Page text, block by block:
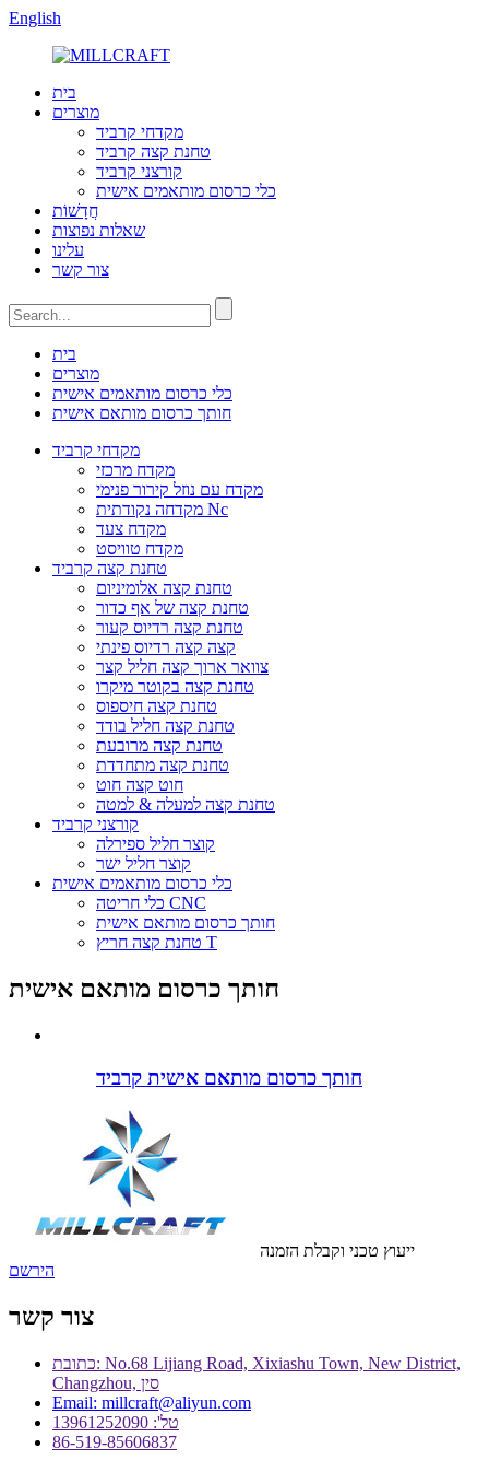
English
בית
מוצרים
מקדחי קרביד
טחנת קצה קרביד
קורצני קרביד
כלי כרסום מותאמים אישית
חֲדָשׁוֹת
שאלות נפוצות
עלינו
צור קשר
בית
מוצרים
כלי כרסום מותאמים אישית
חותך כרסום מותאם אישית
מקדחי קרביד
מקדח מרכזי
מקדח עם נוזל קירור פנימי
מקדחה נקודתית Nc
מקדח צעד
מקדח טוויסט
טחנת קצה קרביד
טחנת קצה אלומיניום
טחנת קצה של אף כדור
טחנת קצה רדיוס קעור
קצה קצה רדיוס פינתי
צוואר ארוך קצה חליל קצר
טחנת קצה בקוטר מיקרו
טחנת קצה חיספוס
טחנת קצה חליל בודד
טחנת קצה מרובעת
טחנת קצה מתחדדת
חוט קצה חוט
טחנת קצה למעלה & למטה
קורצני קרביד
קוצר חליל ספירלה
קוצר חליל ישר
כלי כרסום מותאמים אישית
כלי חריטה CNC
חותך כרסום מותאם אישית
טחנת קצה חריץ T
חותך כרסום מותאם אישית
חותך כרסום מותאם אישית קרביד
ייעוץ טכני וקבלת הזמנה
הירשם
צור קשר
כתובת: No.68 Lijiang Road, Xixiashu Town, New District,
Changzhou, סין
Email: millcraft@aliyun.com
טל': 13961252090
86-519-85606837